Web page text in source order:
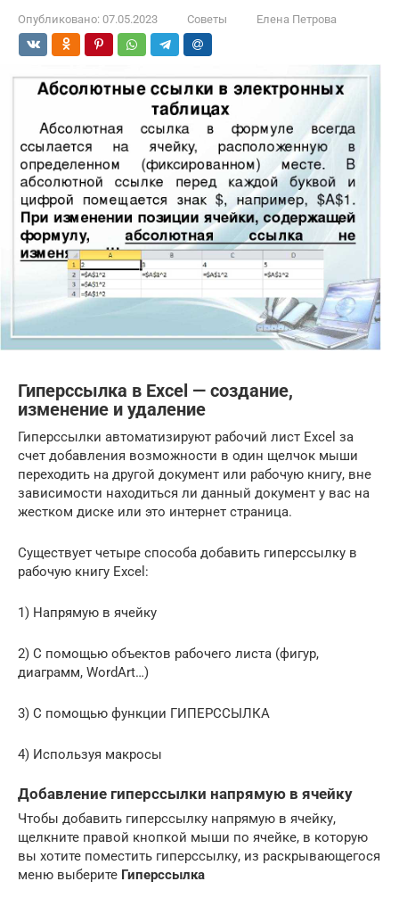
Опубликовано: 07.05.2023 Советы Елена Петрова
Гиперссылка в Excel — создание,
изменение и удаление
Гиперссылки автоматизируют рабочий лист Excel за
счет добавления возможности в один щелчок мыши
переходить на другой документ или рабочую книгу, вне
зависимости находиться ли данный документ у вас на
жестком диске или это интернет страница.
Существует четыре способа добавить гиперссылку в
рабочую книгу Excel:
1) Напрямую в ячейку
2) C помощью объектов рабочего листа (фигур,
диаграмм, WordArt…)
3) C помощью функции ГИПЕРССЫЛКА
4) Используя макросы
Добавление гиперссылки напрямую в ячейку
Чтобы добавить гиперссылку напрямую в ячейку,
щелкните правой кнопкой мыши по ячейке, в которую
вы хотите поместить гиперссылку, из раскрывающегося
меню выберите Гиперссылка